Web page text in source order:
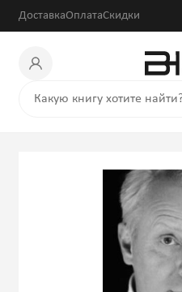
ДоставкаОплатаСкидки